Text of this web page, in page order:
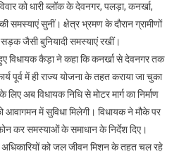
गांवों
का
किया
दौरा,
देवनगर
के
लिए
मोटर
मार्ग
को धारी ब्लॉक के देवनगर, पलड़ा, कनर्खा,
समस्याएं सुनीं। क्षेत्र भ्रमण के दौरान ग्रामीणों
जैसी बुनियादी समस्याएं रखीं।
विधायक कैड़ा ने कहा कि कनर्खा से देवनगर तक
पूर्व में ही राज्य योजना के तहत कराया जा चुका
अब विधायक निधि से मोटर मार्ग का निर्माण
आवागमन में सुविधा मिलेगी। विधायक ने मौके पर
कर समस्याओं के समाधान के निर्देश दिए।
को जल जीवन मिशन के तहत चल रहे